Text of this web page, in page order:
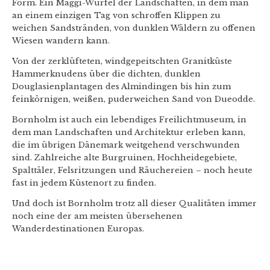
Form. Ein Maggi-Würfel der Landschaften, in dem man
an einem einzigen Tag von schroffen Klippen zu
weichen Sandstränden, von dunklen Wäldern zu offenen
Wiesen wandern kann.
Von der zerklüfteten, windgepeitschten Granitküste
Hammerknudens über die dichten, dunklen
Douglasienplantagen des Almindingen bis hin zum
feinkörnigen, weißen, puderweichen Sand von Dueodde.
Bornholm ist auch ein lebendiges Freilichtmuseum, in
dem man Landschaften und Architektur erleben kann,
die im übrigen Dänemark weitgehend verschwunden
sind. Zahlreiche alte Burgruinen, Hochheidegebiete,
Spalttäler, Felsritzungen und Räuchereien – noch heute
fast in jedem Küstenort zu finden.
Und doch ist Bornholm trotz all dieser Qualitäten immer
noch eine der am meisten übersehenen
Wanderdestinationen Europas.